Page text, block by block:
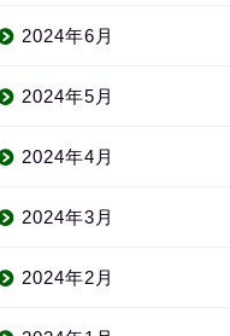
2024年6月
2024年5月
2024年4月
2024年3月
2024年2月